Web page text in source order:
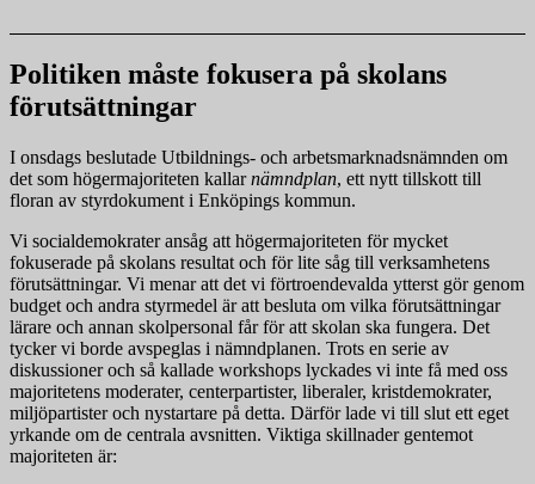
Politiken måste fokusera på skolans
förutsättningar
I onsdags beslutade Utbildnings- och arbetsmarknadsnämnden om
det som högermajoriteten kallarnämndplan, ett nytt tillskott till
floran av styrdokument i Enköpings kommun.
Vi socialdemokrater ansåg att högermajoriteten för mycket
fokuserade på skolans resultat och för lite såg till verksamhetens
förutsättningar. Vi menar att det vi förtroendevalda ytterst gör genom
budget och andra styrmedel är att besluta om vilka förutsättningar
lärare och annan skolpersonal får för att skolan ska fungera. Det
tycker vi borde avspeglas i nämndplanen. Trots en serie av
diskussioner och så kallade workshops lyckades vi inte få med oss
majoritetens moderater, centerpartister, liberaler, kristdemokrater,
miljöpartister och nystartare på detta. Därför lade vi till slut ett eget
yrkande om de centrala avsnitten. Viktiga skillnader gentemot
majoriteten är: